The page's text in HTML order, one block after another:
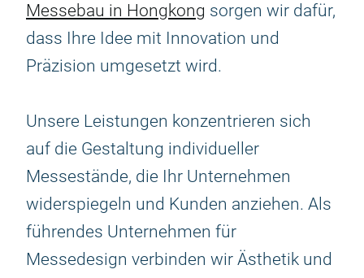
Messebau in Hongkong sorgen wir dafür,
dass Ihre Idee mit Innovation und
Präzision umgesetzt wird.
Unsere Leistungen konzentrieren sich
auf die Gestaltung individueller
Messestände, die Ihr Unternehmen
widerspiegeln und Kunden anziehen. Als
führendes Unternehmen für
Messedesign verbinden wir Ästhetik und